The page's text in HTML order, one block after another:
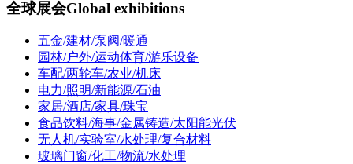
全球展会Global exhibitions
五金/建材/泵阀/暖通
园林/户外/运动体育/游乐设备
车配/两轮车/农业/机床
电力/照明/新能源/石油
家居/酒店/家具/珠宝
食品饮料/海事/金属铸造/太阳能光伏
无人机/实验室/水处理/复合材料
玻璃门窗/化工/物流/水处理